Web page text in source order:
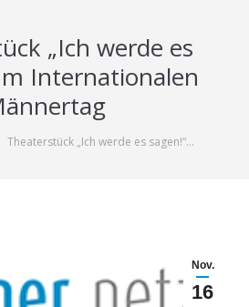
„Ich werde es
Internationalen
Theaterstück „Ich werde es sagen!“…
Nov.
16